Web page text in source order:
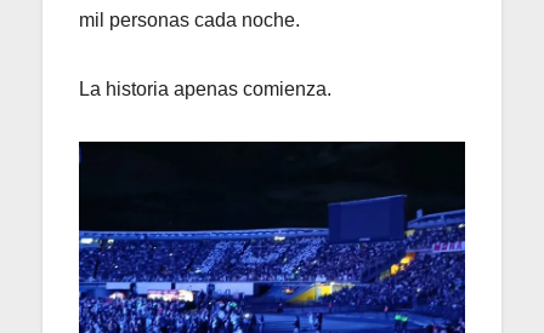
mil personas cada noche.
La historia apenas comienza.